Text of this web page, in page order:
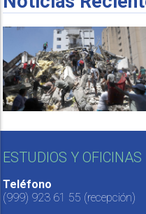
ESTUDIOS Y OFICINAS
Teléfono
(999) 923 61 55 (recepción)